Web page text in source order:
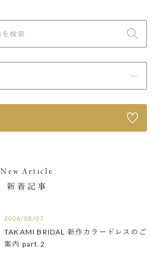
New Article
新着記事
2026/08/07
TAKAMI BRIDAL 新作カラードレスのご
案内 part.2